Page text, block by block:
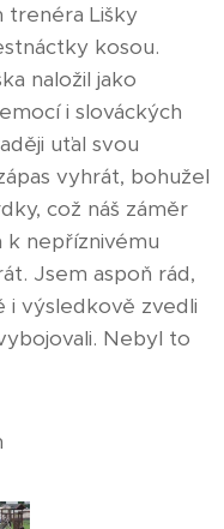
trenéra Lišky
kosou.
naložil jako
i slováckých
uťal svou
vyhrát, bohužel
což náš záměr
k nepříznivému
Jsem aspoň rád,
i výsledkově zvedli
Nebyl to